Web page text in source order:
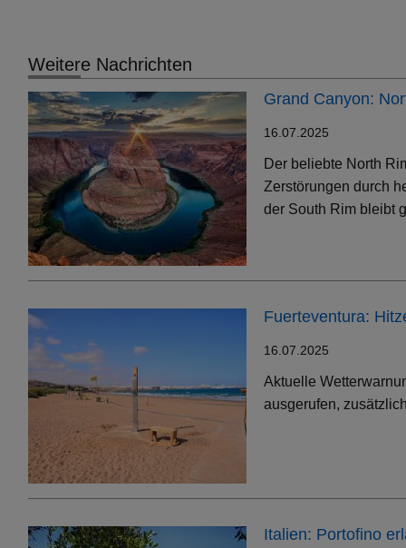
Weitere Nachrichten
Grand Canyon:
16.07.2025
Der beliebte North
Zerstörungen durch
der South Rim bleibt
Fuerteventura:
16.07.2025
Aktuelle
ausgerufen,
Italien: Portofino